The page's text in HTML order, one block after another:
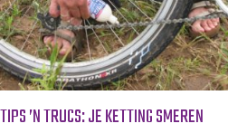
TIPS ’N TRUCS: JE KETTING SMEREN